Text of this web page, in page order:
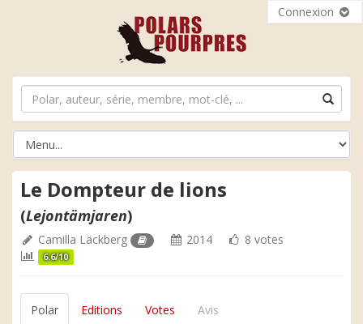
Connexion
Le Dompteur de lions
(Lejontämjaren)
Camilla Läckberg 2014 8 votes
6.6/10
Polar Editions Votes Avis